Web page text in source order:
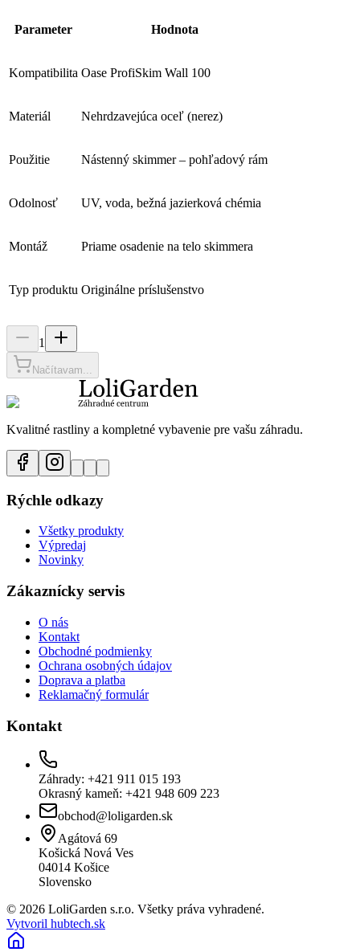
Parameter Hodnota
Kompatibilita Oase ProfiSkim Wall 100
Materiál Nehrdzavejúca oceľ (nerez)
Použitie Nástenný skimmer – pohľadový rám
Odolnosť UV, voda, bežná jazierková chémia
Montáž Priame osadenie na telo skimmera
Typ produktu Originálne príslušenstvo
1
Načítavam...
Kvalitné rastliny a kompletné vybavenie pre vašu záhradu.
Rýchle odkazy
Všetky produkty
Výpredaj
Novinky
Zákaznícky servis
O nás
Kontakt
Obchodné podmienky
Ochrana osobných údajov
Doprava a platba
Reklamačný formulár
Kontakt
Záhrady: +421 911 015 193
Okrasný kameň: +421 948 609 223
obchod@loligarden.sk
Agátová 69
Košická Nová Ves
04014 Košice
Slovensko
© 2026 LoliGarden s.r.o. Všetky práva vyhradené.
Vytvoril hubtech.sk